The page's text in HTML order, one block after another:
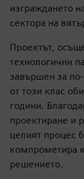
изграждането
сектора на
Проектът,
технологични
завършен за
от този клас
години.
проектиране и
целият процес
компрометира
решението.